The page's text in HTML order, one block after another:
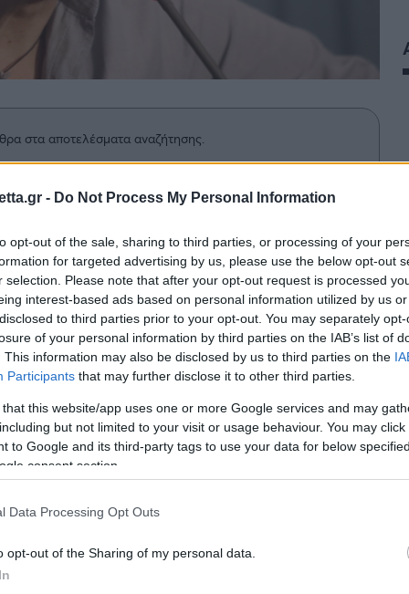
- Do Not Process My Personal Information
opt-out of the sale, sharing to third parties, or processing of your
for targeted advertising by us, please use the below opt-out
selection. Please note that after your opt-out request is processed
interest-based ads based on personal information utilized by us
to third parties prior to your opt-out. You may separately
of your personal information by third parties on the IAB’s list of
This information may also be disclosed by us to third parties on the
Participants that may further disclose it to other third parties.
that this website/app uses one or more Google services and may
but not limited to your visit or usage behaviour. You may
to Google and its third-party tags to use your data for below
consent section.
Data Processing Opt Outs
opt-out of the Sharing of my personal data.
στα αποτελέσματα αναζήτησης.
στην Google
μέσω του προσωπικού
για άλλες συμφωνίες, χωρίς
σε ό,τι αφορά στην υλοποίηση του σχεδιασμού
μεαναρτήσεις του ο Δημήτρης
στην Αθήνα ο Μπράνκου Μπάντιο και
ίδιο και με τον Ίζακ Μπόνγκα, ο ισχυρός
δύο συμφωνίες.